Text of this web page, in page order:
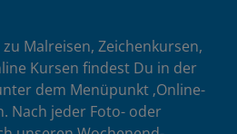
Malreisen, Zeichenkursen,
Kursen findest Du in der
dem Menüpunkt ‚Online-
Nach jeder Foto- oder